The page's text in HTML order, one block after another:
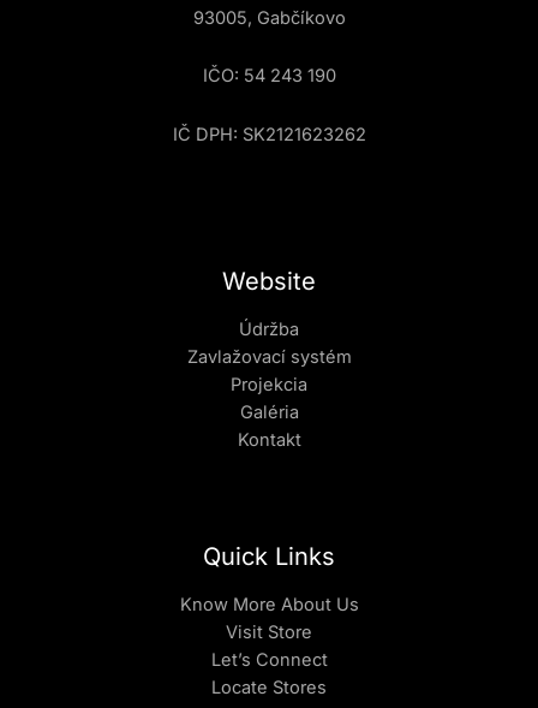
93005, Gabčíkovo
IČO: 54 243 190
IČ DPH: SK2121623262
Website
Údržba
Zavlažovací systém
Projekcia
Galéria
Kontakt
Quick Links
Know More About Us
Visit Store
Let’s Connect
Locate Stores